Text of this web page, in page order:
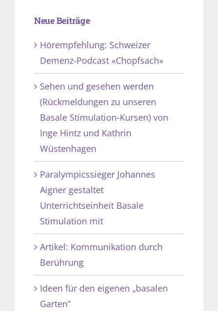
Neue Beiträge
Hörempfehlung: Schweizer
Demenz-Podcast «Chopfsach»
Sehen und gesehen werden
(Rückmeldungen zu unseren
Basale Stimulation-Kursen) von
Inge Hintz und Kathrin
Wüstenhagen
Paralympicssieger Johannes
Aigner gestaltet
Unterrichtseinheit Basale
Stimulation mit
Artikel: Kommunikation durch
Berührung
Ideen für den eigenen „basalen
Garten“